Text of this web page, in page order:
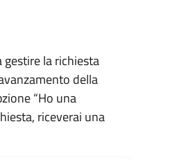
gestire la richiesta
della
“Ho una
riceverai una